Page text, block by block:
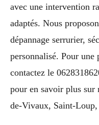
avec une intervention
adaptés. Nous
dépannage serrurier,
personnalisé. Pour une
contactez le
pour en savoir plus sur
de-Vivaux, Saint-Loup,